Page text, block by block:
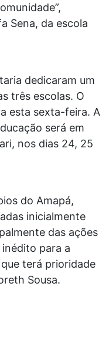
Sena, da escola
dedicaram um
três escolas. O
esta sexta-feira. A
será em
nos dias 24, 25
do Amapá,
inicialmente
das ações
para a
terá prioridade
Sousa.